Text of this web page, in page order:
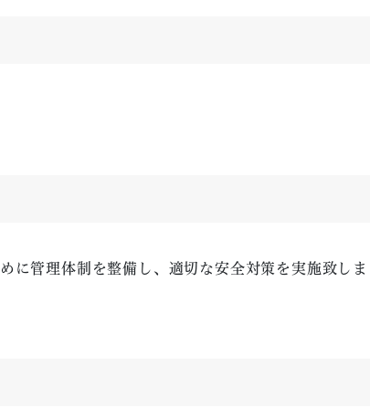
に管理体制を整備し、適切な安全対策を実施致しま